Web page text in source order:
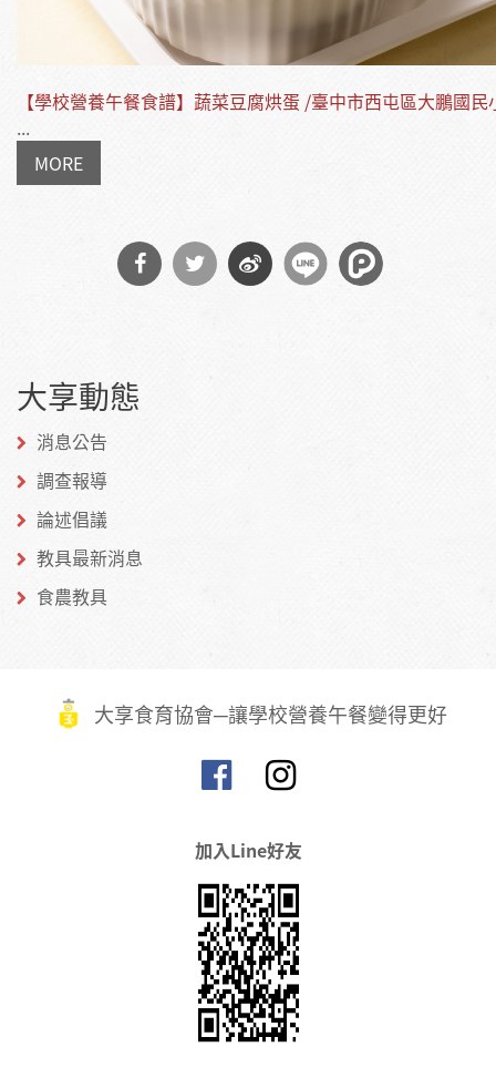
【學校營養午餐食譜】蔬菜豆腐烘蛋 /臺中市西屯區大鵬國民
...
MORE
Facebook
大享動態
消息公告
調查報導
論述倡議
教具最新消息
食農教具
大享食育協會─讓學校營養午餐變得更好
加入Line好友